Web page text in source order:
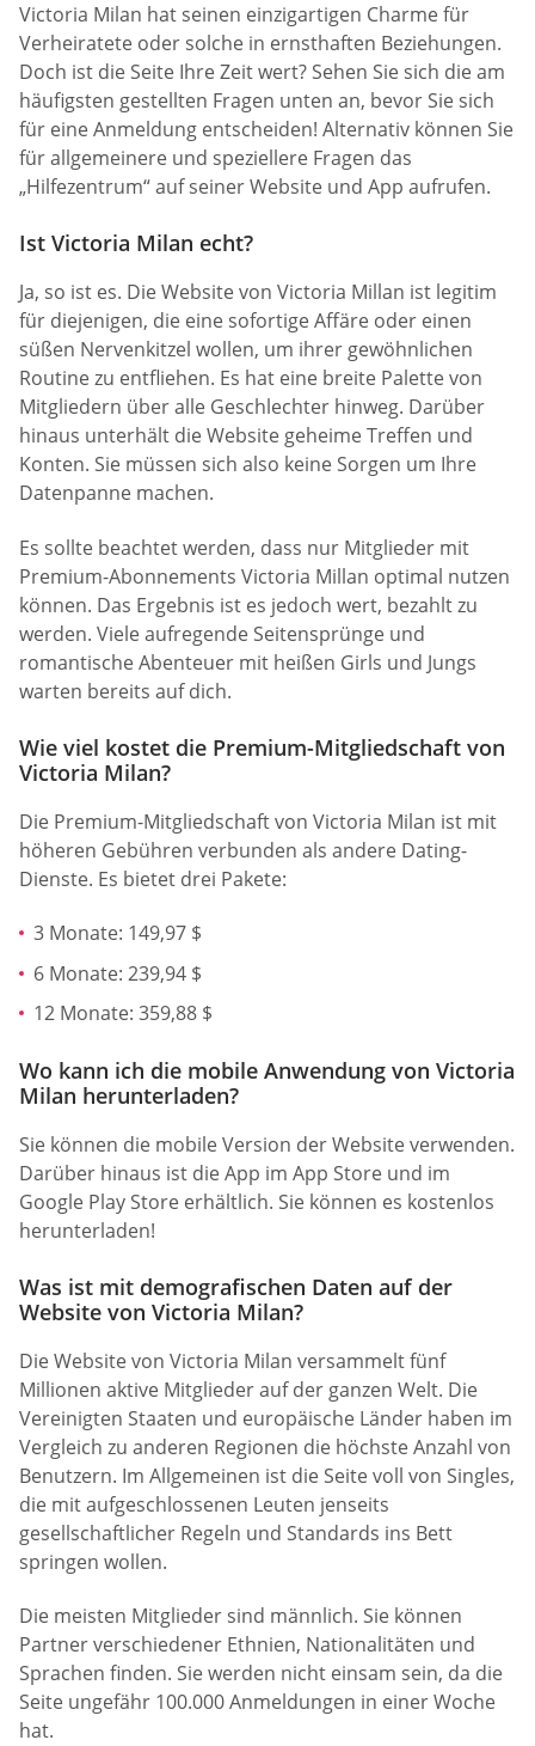
Victoria Milan hat seinen einzigartigen Charme für
Verheiratete oder solche in ernsthaften Beziehungen.
Doch ist die Seite Ihre Zeit wert? Sehen Sie sich die am
häufigsten gestellten Fragen unten an, bevor Sie sich
für eine Anmeldung entscheiden! Alternativ können Sie
für allgemeinere und speziellere Fragen das
„Hilfezentrum“ auf seiner Website und App aufrufen.
Ist Victoria Milan echt?
Ja, so ist es. Die Website von Victoria Millan ist legitim
für diejenigen, die eine sofortige Affäre oder einen
süßen Nervenkitzel wollen, um ihrer gewöhnlichen
Routine zu entfliehen. Es hat eine breite Palette von
Mitgliedern über alle Geschlechter hinweg. Darüber
hinaus unterhält die Website geheime Treffen und
Konten. Sie müssen sich also keine Sorgen um Ihre
Datenpanne machen.
Es sollte beachtet werden, dass nur Mitglieder mit
Premium-Abonnements Victoria Millan optimal nutzen
können. Das Ergebnis ist es jedoch wert, bezahlt zu
werden. Viele aufregende Seitensprünge und
romantische Abenteuer mit heißen Girls und Jungs
warten bereits auf dich.
Wie viel kostet die Premium-Mitgliedschaft von
Victoria Milan?
Die Premium-Mitgliedschaft von Victoria Milan ist mit
höheren Gebühren verbunden als andere Dating-
Dienste. Es bietet drei Pakete:
3 Monate: 149,97 $
6 Monate: 239,94 $
12 Monate: 359,88 $
Wo kann ich die mobile Anwendung von Victoria
Milan herunterladen?
Sie können die mobile Version der Website verwenden.
Darüber hinaus ist die App im App Store und im
Google Play Store erhältlich. Sie können es kostenlos
herunterladen!
Was ist mit demografischen Daten auf der
Website von Victoria Milan?
Die Website von Victoria Milan versammelt fünf
Millionen aktive Mitglieder auf der ganzen Welt. Die
Vereinigten Staaten und europäische Länder haben im
Vergleich zu anderen Regionen die höchste Anzahl von
Benutzern. Im Allgemeinen ist die Seite voll von Singles,
die mit aufgeschlossenen Leuten jenseits
gesellschaftlicher Regeln und Standards ins Bett
springen wollen.
Die meisten Mitglieder sind männlich. Sie können
Partner verschiedener Ethnien, Nationalitäten und
Sprachen finden. Sie werden nicht einsam sein, da die
Seite ungefähr 100.000 Anmeldungen in einer Woche
hat.